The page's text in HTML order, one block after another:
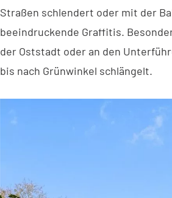
Straßen schlendert oder mit der
beeindruckende Graffitis.
der Oststadt oder an den
bis nach Grünwinkel schlängelt.